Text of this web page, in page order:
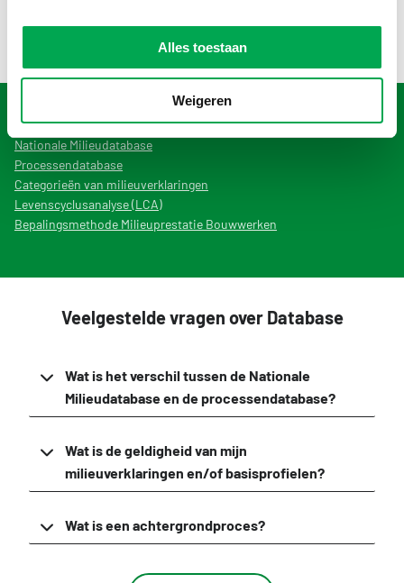
Alles toestaan
Weigeren
LCA-opstellers, die deze database in Simapro gebruiken.
Gerelateerd
Nationale Milieudatabase
Processendatabase
Categorieën van milieuverklaringen
Levenscyclusanalyse (LCA)
Bepalingsmethode Milieuprestatie Bouwwerken
Veelgestelde vragen over Database
Wat is het verschil tussen de Nationale
Milieudatabase en de processendatabase?
Wat is de geldigheid van mijn
milieuverklaringen en/of basisprofielen?
Wat is een achtergrondproces?